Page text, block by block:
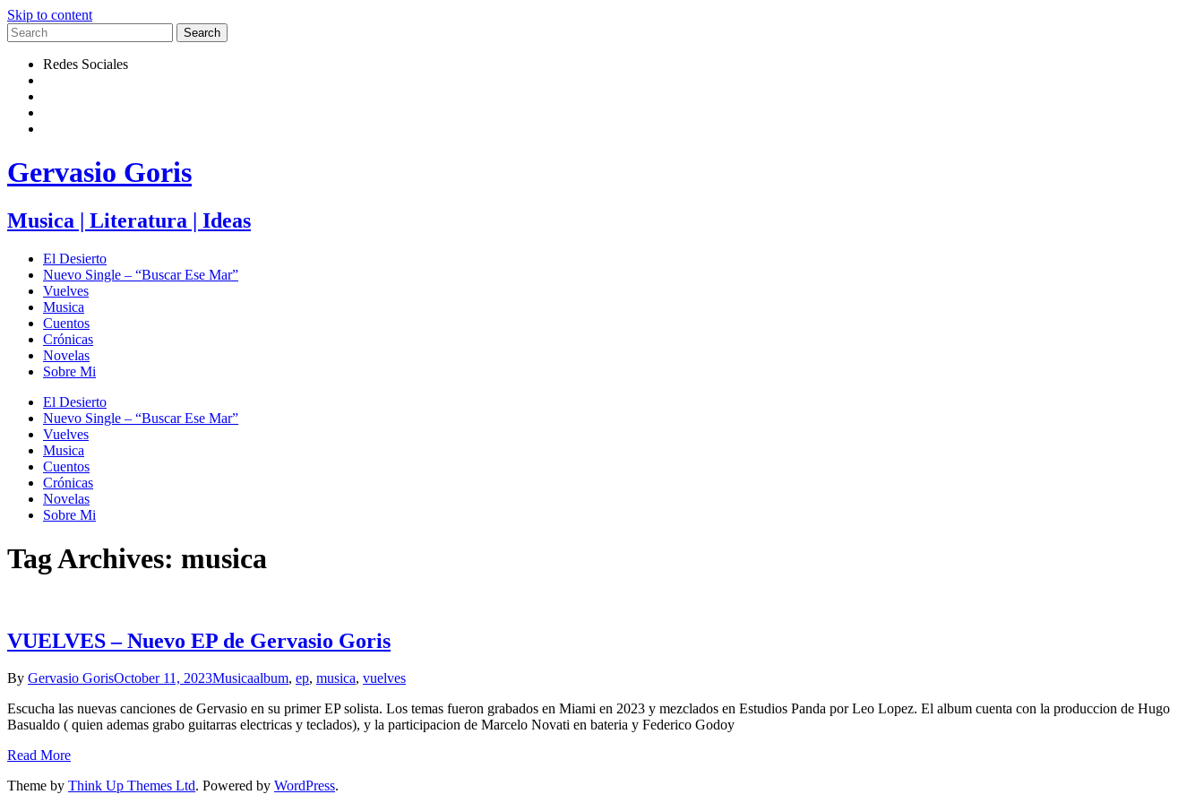
Skip to content
Redes Sociales
Gervasio Goris
Musica | Literatura | Ideas
El Desierto
Nuevo Single – “Buscar Ese Mar”
Vuelves
Musica
Cuentos
Crónicas
Novelas
Sobre Mi
El Desierto
Nuevo Single – “Buscar Ese Mar”
Vuelves
Musica
Cuentos
Crónicas
Novelas
Sobre Mi
Tag Archives: musica
VUELVES – Nuevo EP de Gervasio Goris
By Gervasio GorisOctober 11, 2023Musicaalbum, ep, musica, vuelves
Escucha las nuevas canciones de Gervasio en su primer EP solista. Los temas fueron grabados en Miami en 2023 y mezclados en Estudios Panda por Leo Lopez. El album cuenta con la produccion de Hugo
Basualdo ( quien ademas grabo guitarras electricas y teclados), y la participacion de Marcelo Novati en bateria y Federico Godoy
Read More
Theme by Think Up Themes Ltd. Powered by WordPress.